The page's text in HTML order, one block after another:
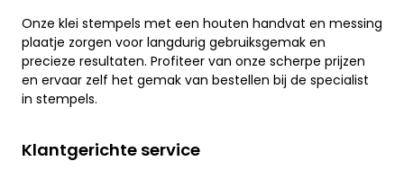
Onze klei stempels met een houten handvat en messing
plaatje zorgen voor langdurig gebruiksgemak en
precieze resultaten. Profiteer van onze scherpe prijzen
en ervaar zelf het gemak van bestellen bij de specialist
in stempels.
Klantgerichte service